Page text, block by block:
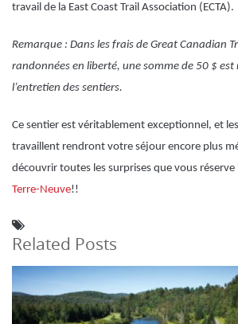
travail de la East Coast Trail Association (ECTA).
Remarque : Dans les frais de Great Canadian
randonnées en liberté, une somme de 50 $ est
l’entretien des sentiers.
Ce sentier est véritablement exceptionnel, et
travaillent rendront votre séjour encore plus
découvrir toutes les surprises que vous réserve
Terre-Neuve!!
Related Posts